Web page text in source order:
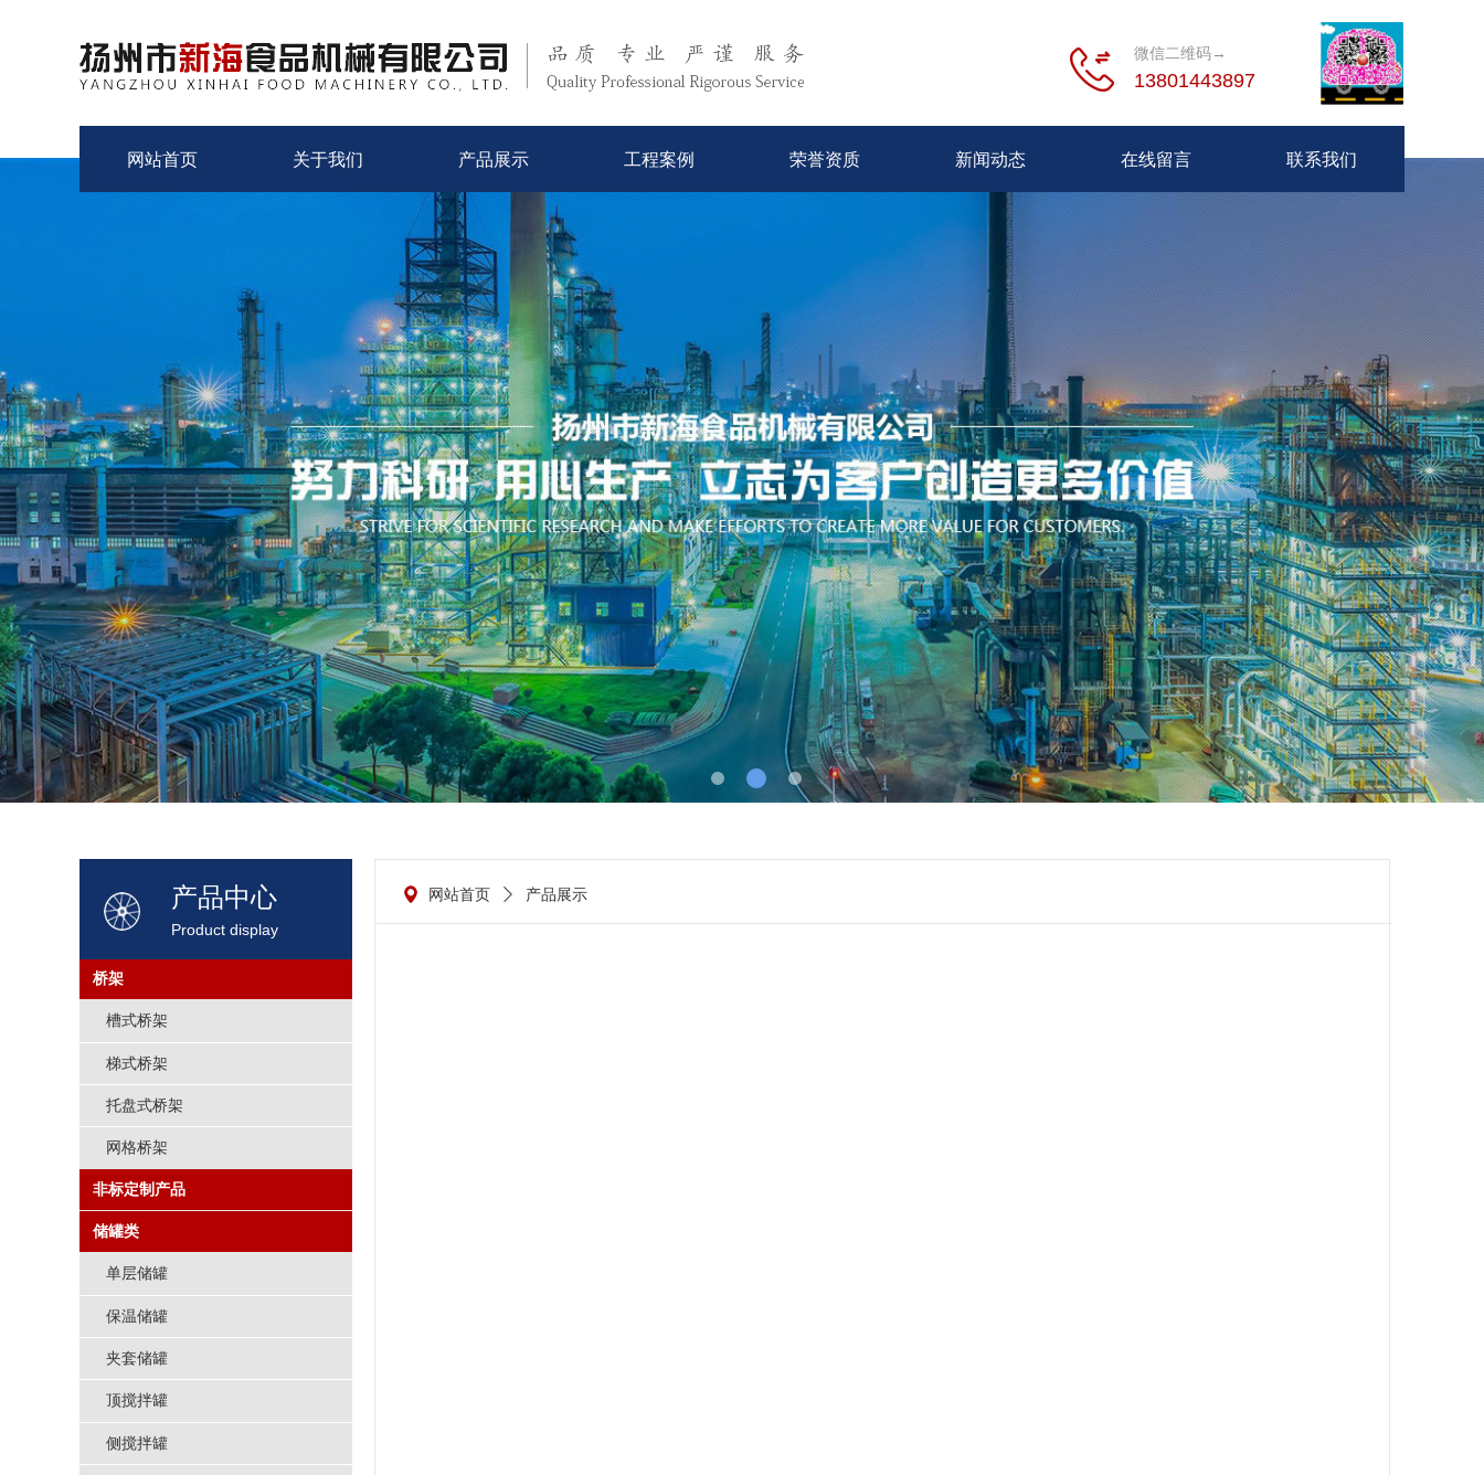
微信二维码→
13801443897
网站首页 关于我们 产品展示 工程案例 荣誉资质 新闻动态 在线留言 联系我们
网站首页 ꄲ 产品展示
产品中心
Product display
桥架
槽式桥架
梯式桥架
托盘式桥架
网格桥架
非标定制产品
储罐类
单层储罐
保温储罐
夹套储罐
顶搅拌罐
侧搅拌罐